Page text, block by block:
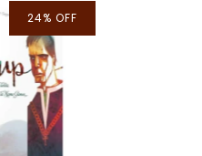
24% OFF